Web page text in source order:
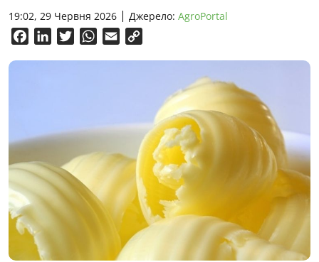
19:02, 29 Червня 2026 Джерело: AgroPortal
FacebookLinkedInTwitterWhatsApp
Email